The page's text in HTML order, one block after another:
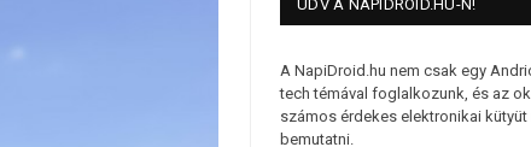
ÜDV A NAPIDROID.HU-N!
A NapiDroid.hu nem csak egy
tech témával foglalkozunk, és az
számos érdekes elektronikai
bemutatni.